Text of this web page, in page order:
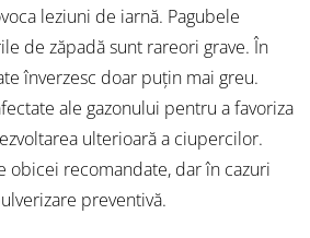
leziuni de iarnă. Pagubele
de zăpadă sunt rareori grave. În
înverzesc doar puțin mai greu.
ale gazonului pentru a favoriza
ulterioară a ciupercilor.
obicei recomandate, dar în cazuri
preventivă.